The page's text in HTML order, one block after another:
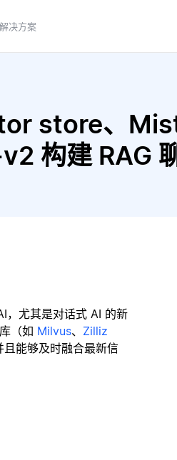
解决方案
store、
构建 RAG
，尤其是对话式 AI 的新
（如 Milvus、 Zilliz
能够及时融合最新信